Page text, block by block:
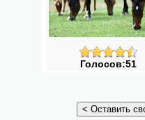
Голосов:51